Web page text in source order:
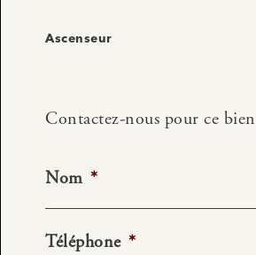
Ascenseur
Contactez-nous pour ce bien
Nom *
Téléphone *